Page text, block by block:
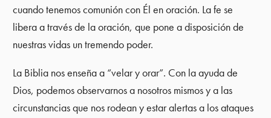
cuando tenemos comunión con Él en oración. La fe se
libera a través de la oración, que pone a disposición de
nuestras vidas un tremendo poder.
La Biblia nos enseña a “velar y orar”. Con la ayuda de
Dios, podemos observarnos a nosotros mismos y a las
circunstancias que nos rodean y estar alertas a los ataques